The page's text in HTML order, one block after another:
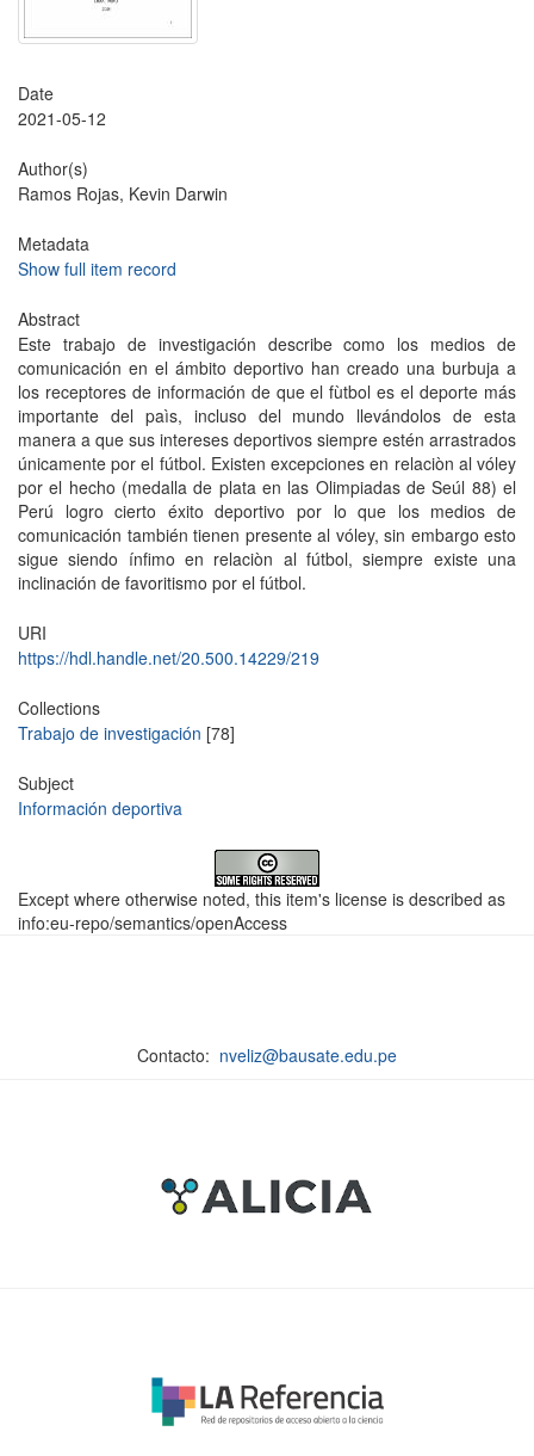
Date
2021-05-12
Author(s)
Ramos Rojas, Kevin Darwin
Metadata
Show full item record
Abstract
Este trabajo de investigación describe como los medios de
comunicación en el ámbito deportivo han creado una burbuja a
los receptores de información de que el fùtbol es el deporte más
importante del paìs, incluso del mundo llevándolos de esta
manera a que sus intereses deportivos siempre estén arrastrados
únicamente por el fútbol. Existen excepciones en relaciòn al vóley
por el hecho (medalla de plata en las Olimpiadas de Seúl 88) el
Perú logro cierto éxito deportivo por lo que los medios de
comunicación también tienen presente al vóley, sin embargo esto
sigue siendo ínfimo en relaciòn al fútbol, siempre existe una
inclinación de favoritismo por el fútbol.
URI
https://hdl.handle.net/20.500.14229/219
Collections
Trabajo de investigación [78]
Subject
Información deportiva
Except where otherwise noted, this item's license is described as
info:eu-repo/semantics/openAccess
Contacto: nveliz@bausate.edu.pe